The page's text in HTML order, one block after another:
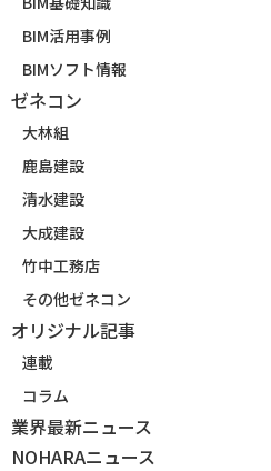
BIM活用事例
BIMソフト情報
ゼネコン
大林組
鹿島建設
清水建設
大成建設
竹中工務店
その他ゼネコン
オリジナル記事
連載
コラム
業界最新ニュース
NOHARAニュース